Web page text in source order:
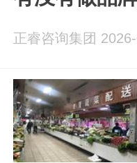
正睿咨询集团